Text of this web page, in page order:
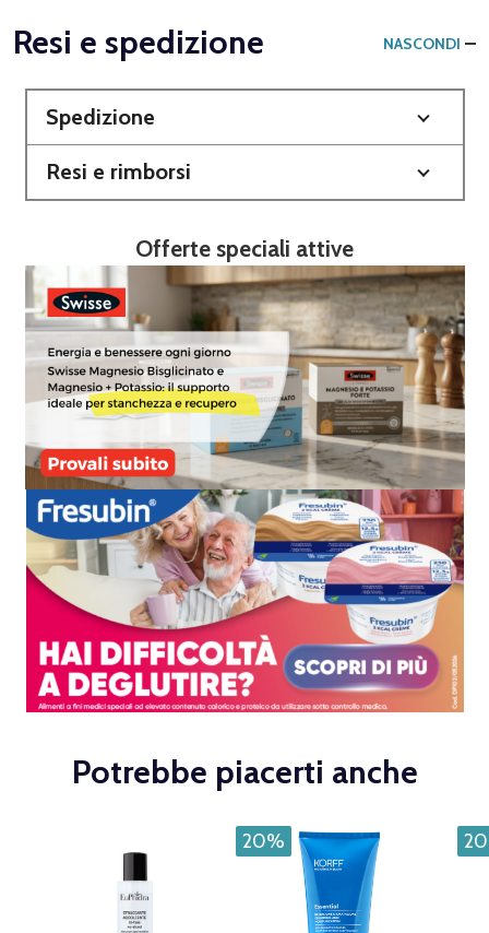
Resi e spedizione NASCONDI
Spedizione
Resi e rimborsi
Offerte speciali attive
Potrebbe piacerti anche
20%